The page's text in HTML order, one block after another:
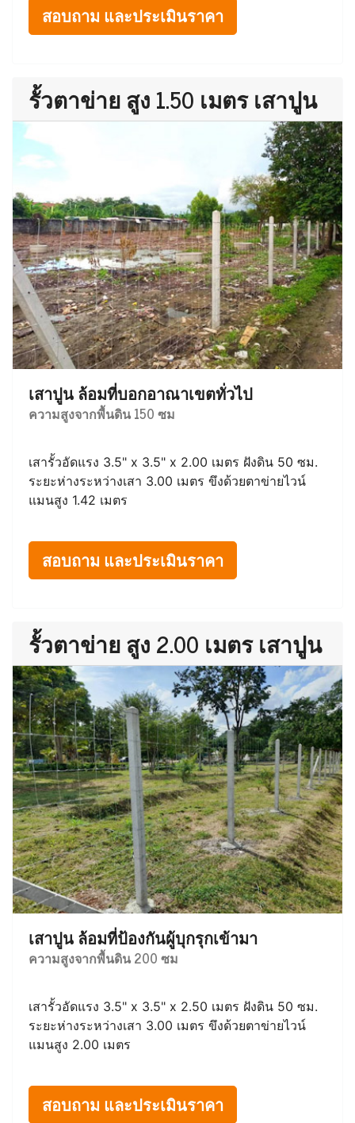
สอบถาม และประเมินราคา
รั้วตาข่าย สูง 1.50 เมตร เสาปูน
เสาปูน ล้อมที่บอกอาณาเขตทั่วไป
ความสูงจากพื้นดิน 150 ซม
เสารั้วอัดแรง 3.5" x 3.5" x 2.00 เมตร ฝังดิน 50 ซม.
ระยะห่างระหว่างเสา 3.00 เมตร ขึงด้วยตาข่ายไวน์
แมนสูง 1.42 เมตร
สอบถาม และประเมินราคา
รั้วตาข่าย สูง 2.00 เมตร เสาปูน
เสาปูน ล้อมที่ป้องกันผู้บุกรุกเข้ามา
ความสูงจากพื้นดิน 200 ซม
เสารั้วอัดแรง 3.5" x 3.5" x 2.50 เมตร ฝังดิน 50 ซม.
ระยะห่างระหว่างเสา 3.00 เมตร ขึงด้วยตาข่ายไวน์
แมนสูง 2.00 เมตร
สอบถาม และประเมินราคา